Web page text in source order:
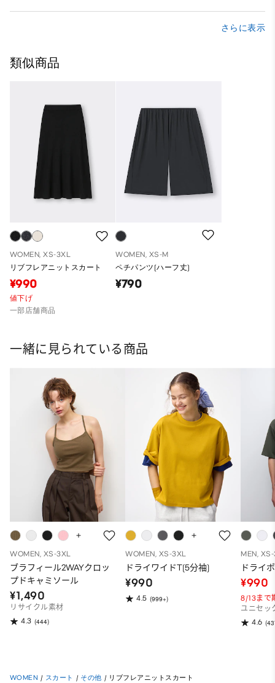
さらに表示
類似商品
WOMEN, XS-3XL
リブフレアニットスカート
¥990
値下げ
一部店舗商品
WOMEN, XS-M
ペチパンツ(ハーフ丈)
¥790
一緒に見られている商品
WOMEN, XS-3XL
ブラフィール2WAYクロッ
プドキャミソール
¥1,490
リサイクル素材
4.3 (444)
WOMEN, XS-3XL
ドライワイドT(5分袖)
¥990
4.5 (999+)
MEN,
ドライ
¥990
8/13まで
ユニセッ
4.6
WOMEN / スカート / その他 / リブフレアニットスカート